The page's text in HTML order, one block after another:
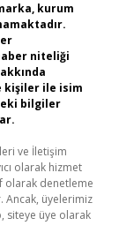
kurum
niteliği
kişiler ile isim
bilgiler
ve İletişim
olarak hizmet
olarak denetleme
Ancak, üyelerimiz
siteye üye olarak